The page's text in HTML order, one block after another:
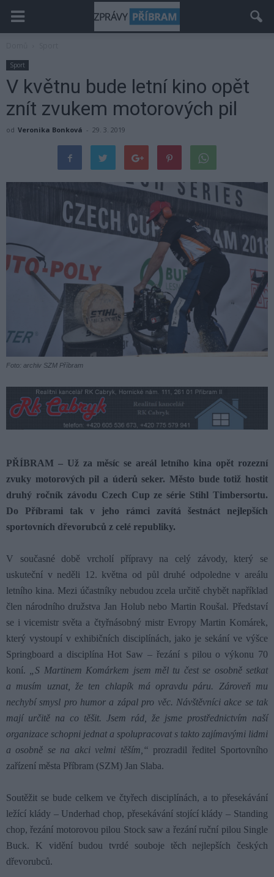
Sport
V květnu bude letní kino opět
znít zvukem motorových pil
od Veronika Bonková - 29. 3. 2019
Foto: archiv SZM Příbram
PŘÍBRAM – Už za měsíc se areál letního kina opět rozezní
zvuky motorových pil a úderů seker. Město bude totiž hostit
druhý ročník závodu Czech Cup ze série Stihl Timbersortu.
Do Příbrami tak v jeho rámci zavítá šestnáct nejlepších
sportovních dřevorubců z celé republiky.
V současné době vrcholí přípravy na celý závody, který se
uskuteční v neděli 12. května od půl druhé odpolednev areálu
letního kina. Mezi účastníky nebudou zcela určitě chybět například
člen národního družstva Jan Holub nebo Martin Roušal. Představí
se ivicemistr světa a čtyřnásobný mistr Evropy Martin Komárek,
který vystoupí v exhibičních disciplínách, jako je sekání ve výšce
Springboard a disciplína Hot Saw – řezání s pilou o výkonu 70
koní.
„S Martinem Komárkem jsem měl tu čest se osobně setkat
a musím uznat, že ten chlapík má opravdu páru. Zároveň mu
nechybí smysl pro humor a zápal pro věc. Návštěvníci akce se tak
mají určitě na co těšit. Jsem rád, že jsme prostřednictvím naší
organizace schopni jednat a spolupracovat s takto zajímavými lidmi
a osobně se na akci velmi těším,“ prozradil ředitel Sportovního
zařízení města Příbram (SZM) Jan Slaba.
Soutěžit se bude celkem ve čtyřech disciplínách, a to přesekávání
ležící klády – Underhad chop, přesekávání stojící klády – Standing
chop, řezání motorovou pilou Stock saw a řezání ruční pilou Single
Buck. K vidění budou tvrdé souboje těch nejlepších českých
dřevorubců.